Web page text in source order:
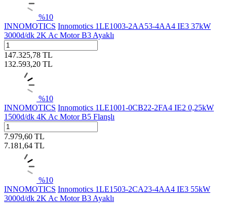
%10
INNOMOTICS Innomotics 1LE1003-2AA53-4AA4 IE3 37kW
3000d/dk 2K Ac Motor B3 Ayaklı
147.325,78 TL
132.593,20 TL
%10
INNOMOTICS Innomotics 1LE1001-0CB22-2FA4 IE2 0,25kW
1500d/dk 4K Ac Motor B5 Flanşlı
7.979,60 TL
7.181,64 TL
%10
INNOMOTICS Innomotics 1LE1503-2CA23-4AA4 IE3 55kW
3000d/dk 2K Ac Motor B3 Ayaklı